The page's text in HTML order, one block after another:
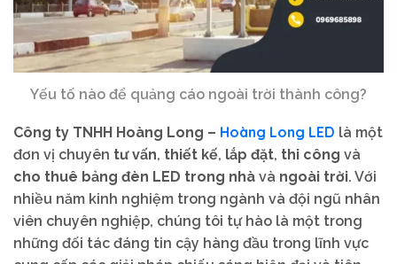
Yếu tố nào để quảng cáo ngoài trời thành công?
Công ty TNHH Hoàng Long – Hoàng Long LED là một
đơn vị chuyên tư vấn, thiết kế, lắp đặt, thi công và
cho thuê bảng đèn LED trong nhà và ngoài trời. Với
nhiều năm kinh nghiệm trong ngành và đội ngũ nhân
viên chuyên nghiệp, chúng tôi tự hào là một trong
những đối tác đáng tin cậy hàng đầu trong lĩnh vực